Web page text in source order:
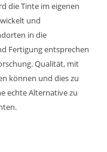
die Tinte im eigenen
und
in die
Fertigung entsprechen
Qualität, mit
können und dies zu
echte Alternative zu